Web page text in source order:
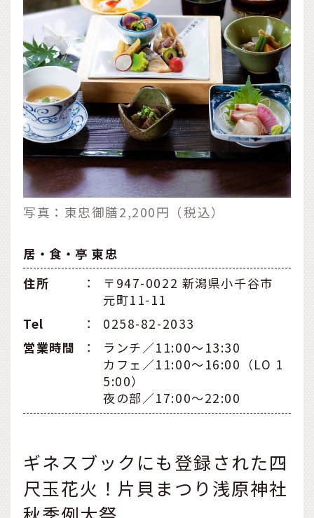
写真：東忠御膳2,200円（税込）
居・食・亭 東忠
住所
：
〒947-0022 新潟県小千谷市
元町11-11
Tel
：
0258-82-2033
営業時間
：
ランチ／11:00～13:30
カフェ／11:00～16:00（LO 1
5:00）
夜の部／17:00～22:00
ギネスブックにも登録された四
尺玉花火！片貝まつり浅原神社